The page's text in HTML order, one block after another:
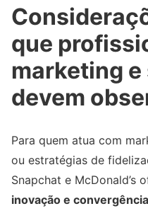
que
marketing
devem
Para quem atua com
ou estratégias de
Snapchat e McDonald’s
inovação e